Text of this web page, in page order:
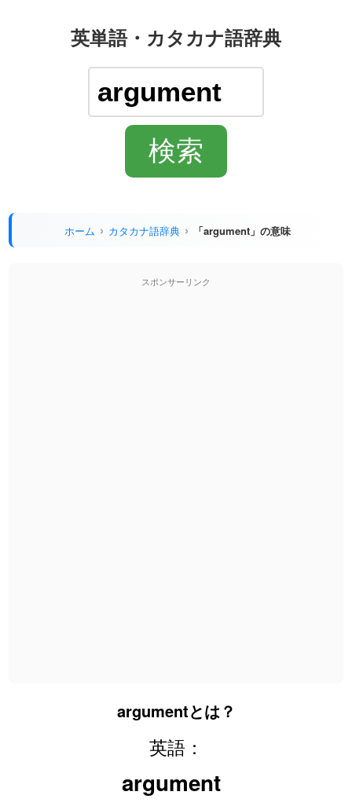
英単語・カタカナ語辞典
ホーム カタカナ語辞典 「argument」の意味
スポンサーリンク
argumentとは？
英語：
argument